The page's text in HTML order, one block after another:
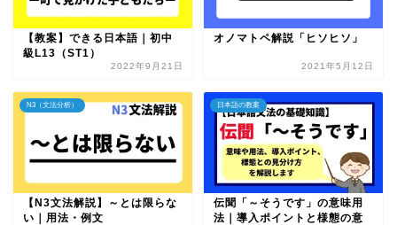
【教案】できる日本語｜初中
級L13（ST1）
2022年9月21日
オノマトペ解説「ヒソヒソ」
2021年5月12日
N3（文法分析）
【N3文法解説】～とは限らな
い｜用法・例文
日本語の教案
伝聞「～そうです」の意味用
法｜導入ポイントと様態の意